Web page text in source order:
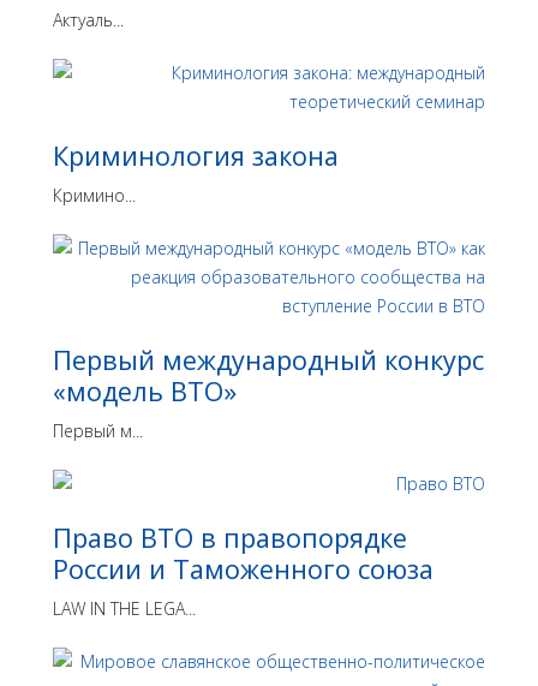
Актуаль...
Криминология закона
Кримино...
Первый международный конкурс
«модель ВТО»
Первый м...
Право ВТО в правопорядке
России и Таможенного союза
LAW IN THE LEGA...